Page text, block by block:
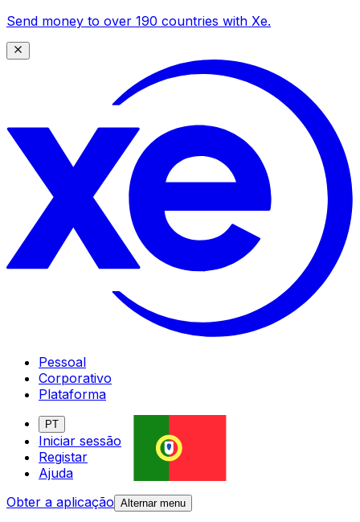
Send money to over 190 countries with Xe.
Pessoal
Corporativo
Plataforma
PT
Iniciar sessão
Registar
Ajuda
Obter a aplicação Alternar menu